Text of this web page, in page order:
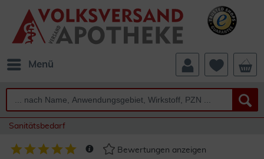
Menü
Sanitätsbedarf
Bewertungen anzeigen